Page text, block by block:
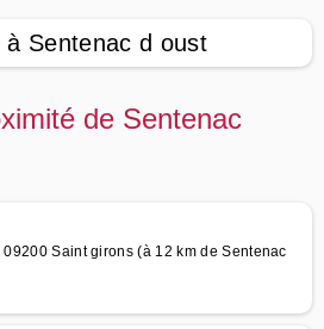
Sentenac d oust
de Sentenac
Saint girons (à 12 km de Sentenac